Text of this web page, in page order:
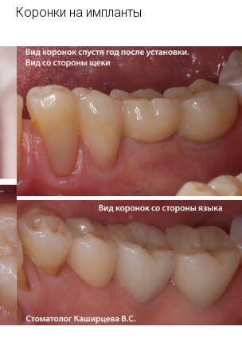
Коронки на импланты